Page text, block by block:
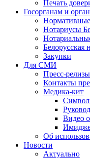
Печать
Госорганам и
Нотариусы
Белорусская
Закупки
Для СМИ
Пресс-релизы
Контакты
Медика-кит
Видео
Об
Новости
Актуально